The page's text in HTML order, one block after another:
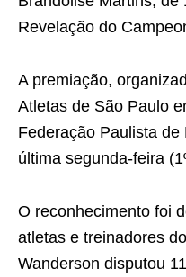
Revelação do
A premiação,
Atletas de São Paulo
Federação Paulista
última segunda-feira
O reconhecimento foi
atletas e treinadores
Wanderson disputou